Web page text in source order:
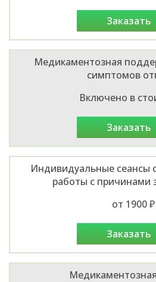
заказать
Медикаментозная
симптомов
Включено в
заказать
Индивидуальные сеансы
работы с причинами
от 1900 ₽
заказать